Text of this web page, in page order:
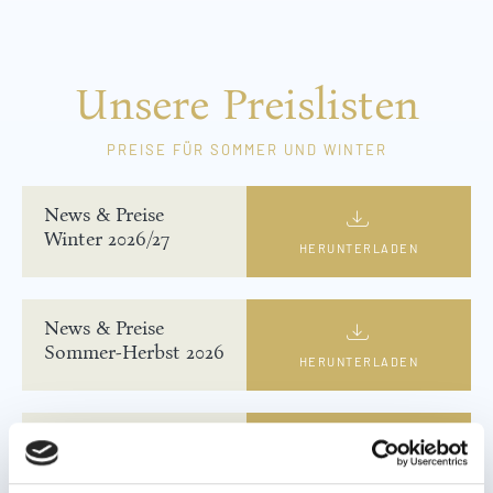
Unsere Preislisten
PREISE FÜR SOMMER UND WINTER
News & Preise
Winter 2026/27
HERUNTERLADEN
News & Preise
Sommer-Herbst 2026
HERUNTERLADEN
Wellnessprospekt